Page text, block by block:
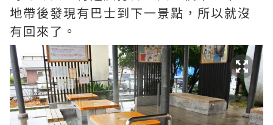
地帶後發現有巴士到下一景點，所以就沒
有回來了。